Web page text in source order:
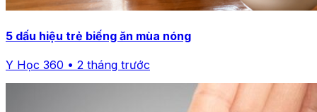
5 dấu hiệu trẻ biếng ăn mùa nóng
Y Học 360 • 2 tháng trước